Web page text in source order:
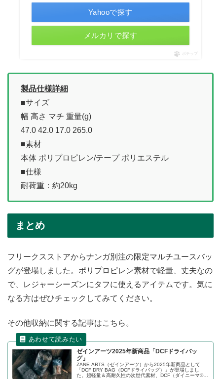
Yahooで探す
メルカリで探す
ポチップ
製品仕様詳細
■サイズ
幅 高さ マチ 重量(g)
47.0 42.0 17.0 265.0
■素材
本体 ポリプロピレン/テープ ポリエステル
■仕様
耐荷重：約20kg
まとめ
フリークスストアからナンガ別注の限定マルチユースバッ
グが登場しました。ポリプロピレン素材で軽量、丈夫なの
で、レジャーシーズンにタフに使えるアイテムです。気に
なる方はぜひチェックしてみてください。
その他収納に関する記事はこちら。
ゼインアーツ2025年新商品「DCFドライバッ
グ」
ZANE ARTS（ゼインアーツ）から2025年新商品として
「DCF DRY BAG（DCFドライバッグ）」が登場しまし
た。超軽量＆高耐久性の次世代素材、DCF（ダイニーマ®︎コ